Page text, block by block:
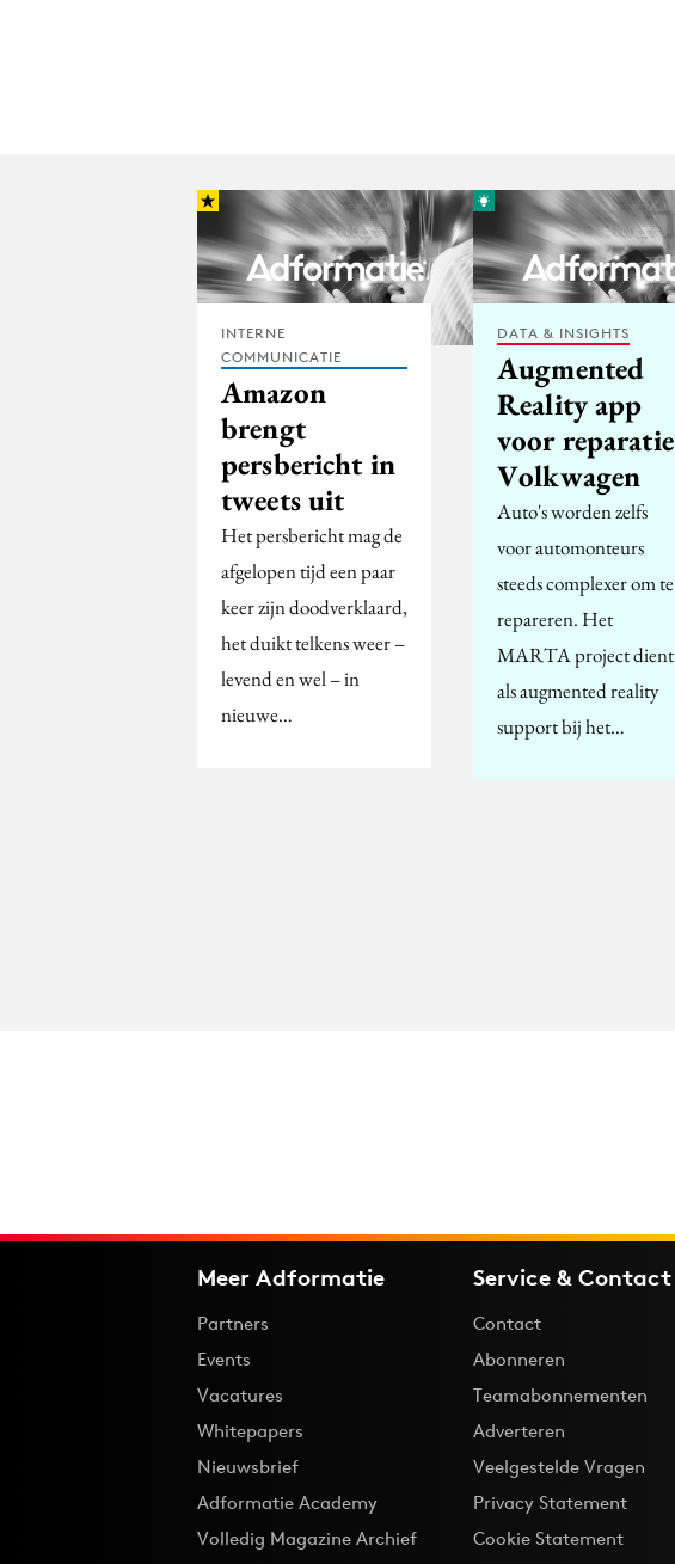
INTERNE
COMMUNICATIE
Amazon
brengt
persbericht in
tweets uit
Het persbericht mag de
afgelopen tijd een paar
keer zijn doodverklaard,
het duikt telkens weer –
levend en wel – in
nieuwe…
DATA & INSIGHTS
Augmented
Reality app
voor reparatie
Volkwagen
Auto's worden zelfs
voor automonteurs
steeds complexer om te
repareren. Het
MARTA project dient
als augmented reality
support bij het…
Meer Adformatie
Partners
Events
Vacatures
Whitepapers
Nieuwsbrief
Adformatie Academy
Volledig Magazine Archief
Service & Contact
Contact
Abonneren
Teamabonnementen
Adverteren
Veelgestelde Vragen
Privacy Statement
Cookie Statement